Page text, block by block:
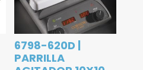
6798-620D |
PARRILLA